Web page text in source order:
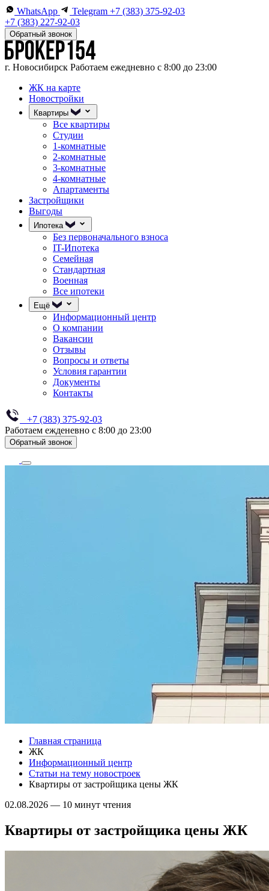
WhatsApp Telegram +7 (383) 375-92-03
+7 (383) 227-92-03
Обратный звонок
г. Новосибирск Работаем ежедневно с 8:00 до 23:00
ЖК на карте
Новостройки
Квартиры
Все квартиры
Студии
1-комнатные
2-комнатные
3-комнатные
4-комнатные
Апартаменты
Застройщики
Выгоды
Ипотека
Без первоначального взноса
IT-Ипотека
Семейная
Стандартная
Военная
Все ипотеки
Ещё
Информационный центр
О компании
Вакансии
Отзывы
Вопросы и ответы
Условия гарантии
Документы
Контакты
+7 (383) 375-92-03
Работаем ежденевно с 8:00 до 23:00
Обратный звонок
Главная страница
ЖК
Информационный центр
Статьи на тему новостроек
Квартиры от застройщика цены ЖК
02.08.2026 — 10 минут чтения
Квартиры от застройщика цены ЖК